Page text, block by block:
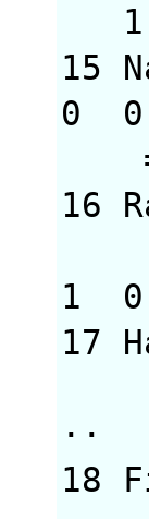
15
16
17
18